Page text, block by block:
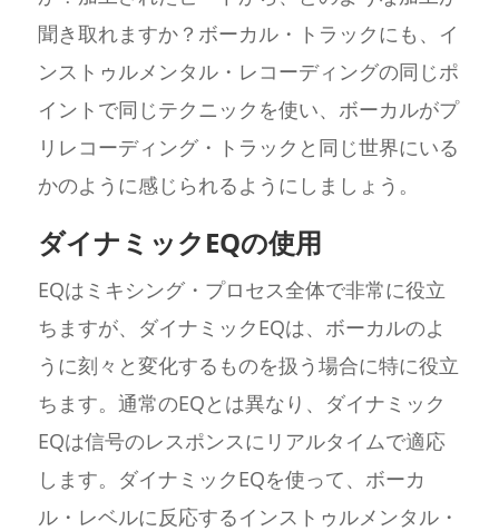
聞き取れますか？ボーカル・トラックにも、イ
ンストゥルメンタル・レコーディングの同じポ
イントで同じテクニックを使い、ボーカルがプ
リレコーディング・トラックと同じ世界にいる
かのように感じられるようにしましょう。
ダイナミックEQの使用
EQはミキシング・プロセス全体で非常に役立
ちますが、ダイナミックEQは、ボーカルのよ
うに刻々と変化するものを扱う場合に特に役立
ちます。通常のEQとは異なり、ダイナミック
EQは信号のレスポンスにリアルタイムで適応
します。ダイナミックEQを使って、ボーカ
ル・レベルに反応するインストゥルメンタル・